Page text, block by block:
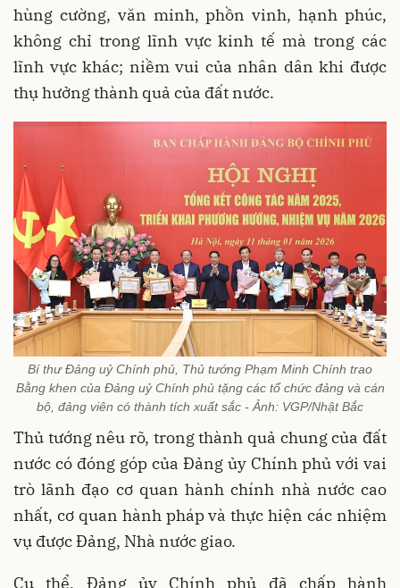
hùng cường, văn minh, phồn vinh, hạnh phúc,
không chỉ trong lĩnh vực kinh tế mà trong các
lĩnh vực khác; niềm vui của nhân dân khi được
thụ hưởng thành quả của đất nước.
Bí thư Đảng uỷ Chính phủ, Thủ tướng Phạm Minh Chính trao
Bằng khen của Đảng uỷ Chính phủ tặng các tổ chức đảng và cán
bộ, đảng viên có thành tích xuất sắc - Ảnh: VGP/Nhật Bắc
Thủ tướng nêu rõ, trong thành quả chung của đất
nước có đóng góp của Đảng ủy Chính phủ với vai
trò lãnh đạo cơ quan hành chính nhà nước cao
nhất, cơ quan hành pháp và thực hiện các nhiệm
vụ được Đảng, Nhà nước giao.
Cụ thể, Đảng ủy Chính phủ đã chấp hành